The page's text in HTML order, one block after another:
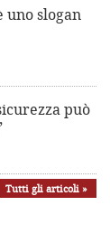
uno slogan
può
Tutti gli articoli »